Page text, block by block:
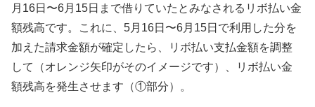
月16日〜6月15日まで借りていたとみなされるリボ払い金
額残高です。これに、5月16日〜6月15日で利用した分を
加えた請求金額が確定したら、リボ払い支払金額を調整
して（オレンジ矢印がそのイメージです）、リボ払い金
額残高を発生させます（①部分）。